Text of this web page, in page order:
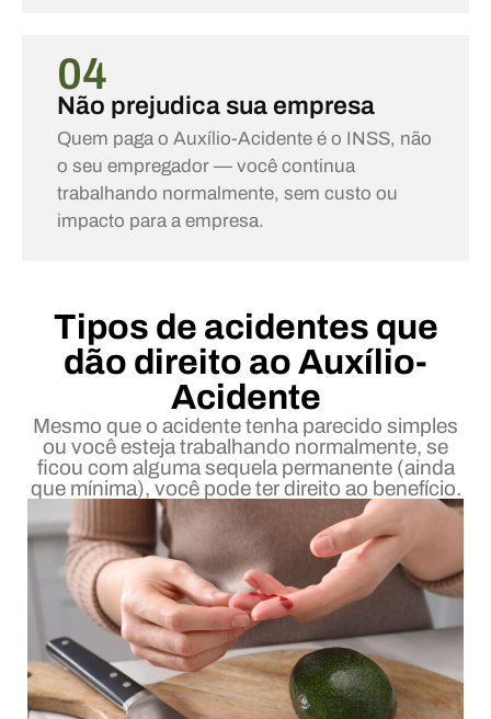
04
Não prejudica sua empresa
Quem paga o Auxílio-Acidente é o INSS, não
o seu empregador — você continua
trabalhando normalmente, sem custo ou
impacto para a empresa.
Tipos de acidentes que
dão direito ao Auxílio-
Acidente
Mesmo que o acidente tenha parecido simples
ou você esteja trabalhando normalmente, se
ficou com alguma sequela permanente (ainda
que mínima), você pode ter direito ao benefício.